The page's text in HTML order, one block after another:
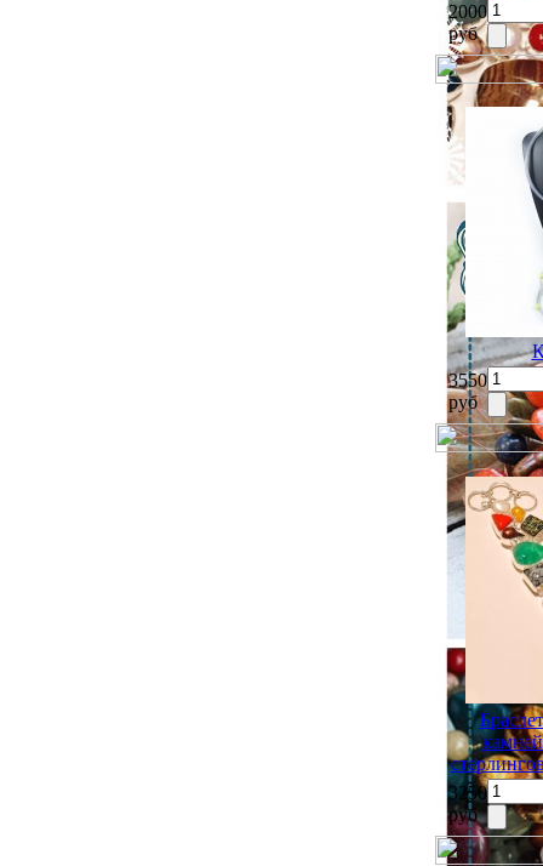
2000
руб
3550
руб
3250
руб